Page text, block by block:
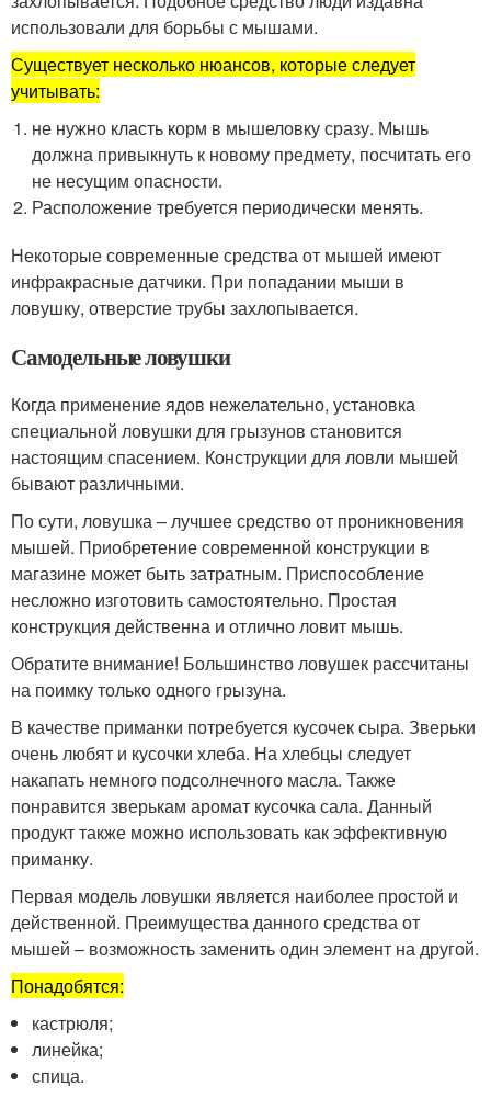
использовали для борьбы с мышами.
Существует несколько нюансов, которые следует
учитывать:
не нужно класть корм в мышеловку сразу. Мышь
должна привыкнуть к новому предмету, посчитать его
не несущим опасности.
Расположение требуется периодически менять.
Некоторые современные средства от мышей имеют
инфракрасные датчики. При попадании мыши в
ловушку, отверстие трубы захлопывается.
Самодельные ловушки
Когда применение ядов нежелательно, установка
специальной ловушки для грызунов становится
настоящим спасением. Конструкции для ловли мышей
бывают различными.
По сути, ловушка – лучшее средство от проникновения
мышей. Приобретение современной конструкции в
магазине может быть затратным. Приспособление
несложно изготовить самостоятельно. Простая
конструкция действенна и отлично ловит мышь.
Обратите внимание! Большинство ловушек рассчитаны
на поимку только одного грызуна.
В качестве приманки потребуется кусочек сыра. Зверьки
очень любят и кусочки хлеба. На хлебцы следует
накапать немного подсолнечного масла. Также
понравится зверькам аромат кусочка сала. Данный
продукт также можно использовать как эффективную
приманку.
Первая модель ловушки является наиболее простой и
действенной. Преимущества данного средства от
мышей – возможность заменить один элемент на другой.
Понадобятся:
кастрюля;
линейка;
спица.